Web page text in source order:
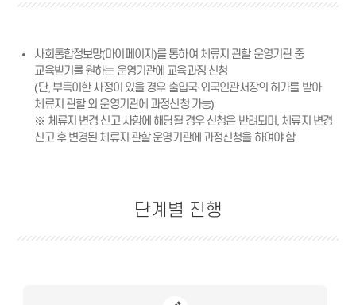
사회통합정보망(마이페이지)를 통하여 체류지 관할 운영기관 중
교육받기를 원하는 운영기관에 교육과정 신청
(단, 부득이한 사정이 있을 경우 출입국·외국인관서장의 허가를 받아
체류지 관할 외 운영기관에 과정신청 가능)
※ 체류지 변경 신고 사항에 해당될 경우 신청은 반려되며, 체류지 변경
신고 후 변경된 체류지 관할 운영기관에 과정신청을 하여야 함
단계별 진행